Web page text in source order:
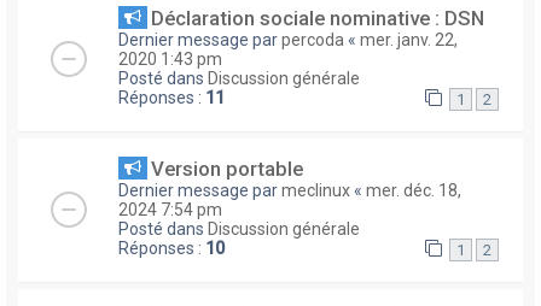
Déclaration sociale nominative : DSN
Dernier message parpercoda « mer. janv. 22,
2020 1:43 pm
Posté dans Discussion générale
Réponses : 11 1 2
Version portable
Dernier message parmeclinux « mer. déc. 18,
2024 7:54 pm
Posté dans Discussion générale
Réponses : 10 1 2